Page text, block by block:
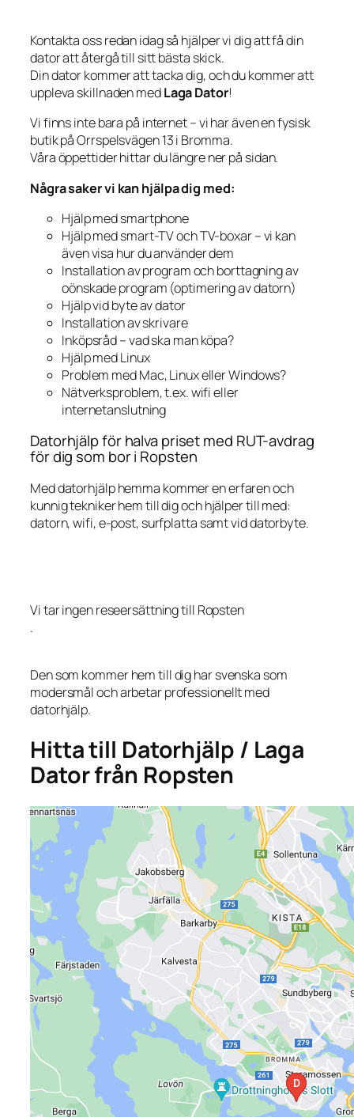
Kontakta oss redan idag så hjälper vi dig att få din
dator att återgå till sitt bästa skick.
Din dator kommer att tacka dig, och du kommer att
uppleva skillnaden medLaga Dator!
Vi finns inte bara på internet – vi har även en fysisk
butik på Orrspelsvägen 13 i Bromma.
Våra öppettider hittar du längre ner på sidan.
Några saker vi kan hjälpa dig med:
Hjälp med smartphone
Hjälp med smart-TV och TV-boxar – vi kan
även visa hur du använder dem
Installation av program och borttagning av
oönskade program (optimering av datorn)
Hjälp vid byte av dator
Installation av skrivare
Inköpsråd – vad ska man köpa?
Hjälp med Linux
Problem med Mac, Linux eller Windows?
Nätverksproblem, t.ex. wifi eller
internetanslutning
Datorhjälp för halva priset med RUT-avdrag
för dig som bor i Ropsten
Med datorhjälp hemma kommer en erfaren och
kunnig tekniker hem till dig och hjälper till med:
datorn, wifi, e-post, surfplatta samt vid datorbyte.
Vi tar ingen reseersättning till Ropsten
.
Den som kommer hem till dig har svenska som
modersmål och arbetar professionellt med
datorhjälp.
Hitta till Datorhjälp / Laga
Dator från Ropsten